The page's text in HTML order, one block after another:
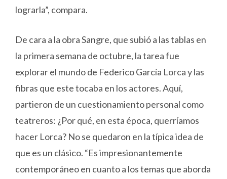
lograrla”, compara.
De cara a la obra Sangre, que subió a las tablas en
la primera semana de octubre, la tarea fue
explorar el mundo de Federico García Lorca y las
fibras que este tocaba en los actores. Aquí,
partieron de un cuestionamiento personal como
teatreros: ¿Por qué, en esta época, querríamos
hacer Lorca? No se quedaron en la típica idea de
que es un clásico. “Es impresionantemente
contemporáneo en cuanto a los temas que aborda